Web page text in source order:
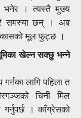
भनेर । त्यस्तै मुख्य
समस्या छन् । अब
मूल फुट्छ ।
भूमिका खेल्न सक्छु भन्ने
लागि पहिला त
चिनी मिल
। काँग्रेसको